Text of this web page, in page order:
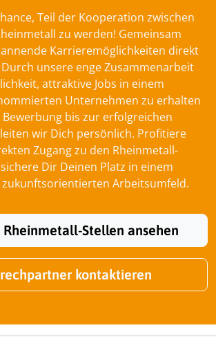
Teil der Kooperation zwischen
zu werden! Gemeinsam
Karrieremöglichkeiten direkt
unsere enge Zusammenarbeit
attraktive Jobs in einem
Unternehmen zu erhalten
bis zur erfolgreichen
wir Dich persönlich. Profitiere
Zugang zu den Rheinmetall-
Dir Deinen Platz in einem
Arbeitsumfeld.
Stellen ansehen
kontaktieren